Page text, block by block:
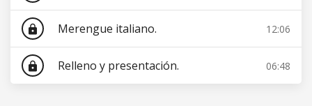
lock Merengue italiano. 12:06
lock Relleno y presentación. 06:48